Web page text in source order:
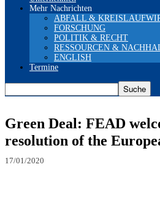
Mehr Nachrichten
ABFALL &
FORSCHUNG
POLITIK & RECHT
RESSOURCEN &
ENGLISH
Termine
Green Deal: FEAD
resolution of the
17/01/2020